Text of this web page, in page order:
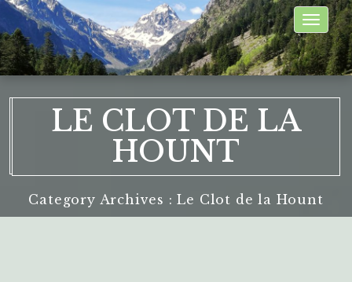
Toggle
LE CLOT DE LA
HOUNT
Category Archives : Le Clot de la Hount